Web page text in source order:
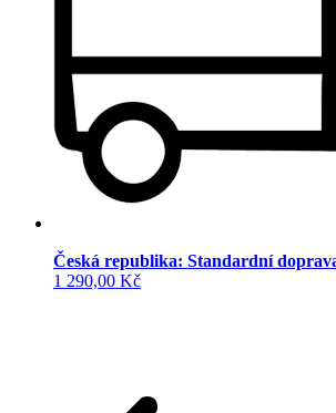
Česká republika: Standardní
1 290,00 Kč